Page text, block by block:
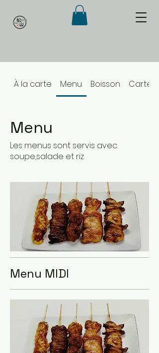
À la carte Menu Boisson Carte
Menu
Les menus sont servis avec
soupe,salade et riz
Menu MIDI